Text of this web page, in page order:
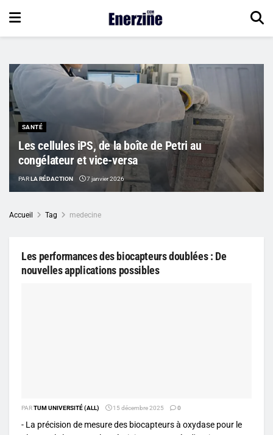
SANTÉ
Les cellules iPS, de la boîte de Petri au
congélateur et vice-versa
PARLA RÉDACTION 7 janvier 2026
Accueil Tag medecine
Les performances des biocapteurs doublées : De
nouvelles applications possibles
PARTUM UNIVERSITÉ (ALL) 15 décembre 2025 0
- La précision de mesure des biocapteurs à oxydase pour le